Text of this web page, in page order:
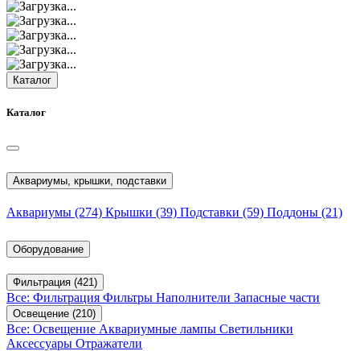
Каталог
Каталог
Аквариумы, крышки, подставки
Аквариумы (274) Крышки (39) Подставки (59) Поддоны (21)
Оборудование
Фильтрация (421)
Все: Фильтрация Фильтры Наполнители Запасные части
Освещение (210)
Все: Освещение Аквариумные лампы Светильники
Аксессуары Отражатели